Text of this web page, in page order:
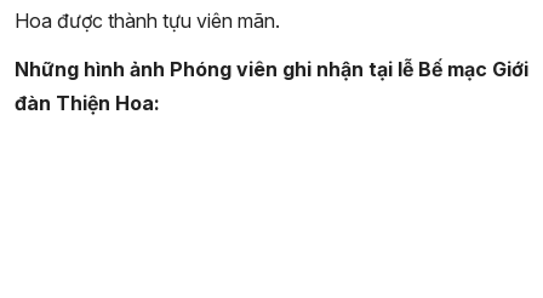
Hoa được thành tựu viên mãn.
Những hình ảnh Phóng viên ghi nhận tại lễ Bế mạc Giới
đàn Thiện Hoa: